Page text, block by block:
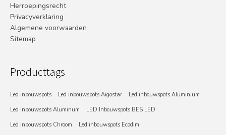
Herroepingsrecht
Privacyverklaring
Algemene voorwaarden
Sitemap
Producttags
Led inbouwspots Led inbouwspots Aigostar
Led inbouwspots Aluminium
Led inbouwspots Aluminum
LED Inbouwspots BES LED
Led inbouwspots Chroom
Led inbouwspots Ecodim